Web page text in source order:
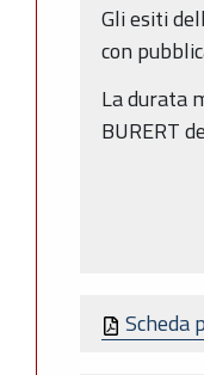
Gli esiti
con
La durata
BURERT
Scheda